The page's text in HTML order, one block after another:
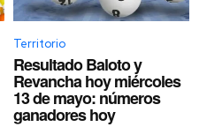
Territorio
Resultado Baloto y
Revancha hoy miércoles
13 de mayo: números
ganadores hoy